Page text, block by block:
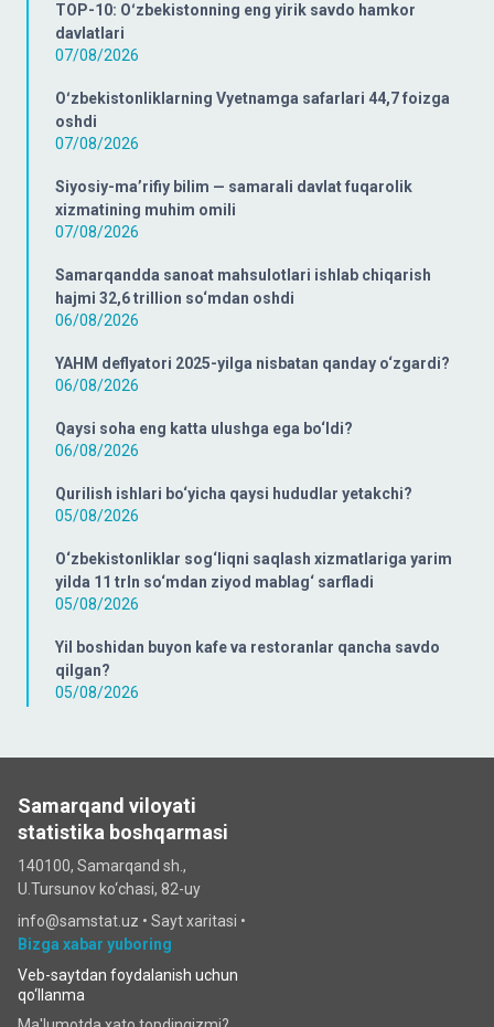
TOP-10: Oʻzbekistonning eng yirik savdo hamkor
davlatlari
07/08/2026
Oʻzbekistonliklarning Vyetnamga safarlari 44,7 foizga
oshdi
07/08/2026
Siyosiy-ma’rifiy bilim — samarali davlat fuqarolik
xizmatining muhim omili
07/08/2026
Samarqandda sanoat mahsulotlari ishlab chiqarish
hajmi 32,6 trillion so‘mdan oshdi
06/08/2026
YAHM deflyatori 2025-yilga nisbatan qanday o‘zgardi?
06/08/2026
Qaysi soha eng katta ulushga ega bo‘ldi?
06/08/2026
Qurilish ishlari bo‘yicha qaysi hududlar yetakchi?
05/08/2026
O‘zbekistonliklar sog‘liqni saqlash xizmatlariga yarim
yilda 11 trln so‘mdan ziyod mablag‘ sarfladi
05/08/2026
Yil boshidan buyon kafe va restoranlar qancha savdo
qilgan?
05/08/2026
Samarqand viloyati
statistika boshqarmasi
140100, Samarqand sh.,
U.Tursunov ko‘chаsi, 82-uy
info@samstat.uz • Sayt xaritasi •
Bizga xabar yuboring
Veb-saytdan foydalanish uchun
qo‘llanma